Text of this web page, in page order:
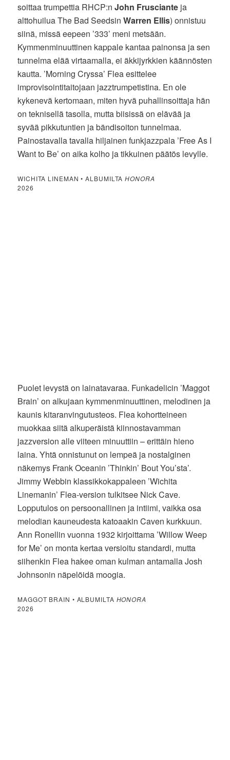
soittaa trumpettia RHCP:nJohn Frusciante ja
alttohuilua The Bad SeedsinWarren Ellis) onnistuu
siinä, missä eepeen ’333’ meni metsään.
Kymmenminuuttinen kappale kantaa painonsa ja sen
tunnelma elää virtaamalla, ei äkkijyrkkien käännösten
kautta. ’Morning Cryssa’ Flea esittelee
improvisointitaitojaan jazztrumpetistina. En ole
kykenevä kertomaan, miten hyvä puhallinsoittaja hän
on teknisellä tasolla, mutta biisissä on elävää ja
syvää pikkutuntien ja bändisoiton tunnelmaa.
Painostavalla tavalla hiljainen funkjazzpala ’Free As I
Want to Be’ on aika kolho ja tikkuinen päätös levylle.
WICHITA LINEMAN • ALBUMILTAHONORA
2026
Puolet levystä on lainatavaraa. Funkadelicin ’Maggot
Brain’ on alkujaan kymmenminuuttinen, melodinen ja
kaunis kitaranvingutusteos. Flea kohortteineen
muokkaa siitä alkuperäistä kiinnostavamman
jazzversion alle viiteen minuuttiin – erittäin hieno
laina. Yhtä onnistunut on lempeä ja nostalginen
näkemys Frank Oceanin ’Thinkin’ Bout You’sta’.
Jimmy Webbin klassikkokappaleen ’Wichita
Linemanin’ Flea-version tulkitsee Nick Cave.
Lopputulos on persoonallinen ja intiimi, vaikka osa
melodian kauneudesta katoaakin Caven kurkkuun.
Ann Ronellin vuonna 1932 kirjoittama ’Willow Weep
for Me’ on monta kertaa versioitu standardi, mutta
siihenkin Flea hakee oman kulman antamalla Josh
Johnsonin näpelöidä moogia.
MAGGOT BRAIN • ALBUMILTA HONORA
2026